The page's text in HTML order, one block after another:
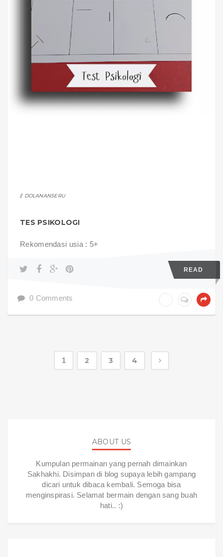
DOLANANSERU
TES PSIKOLOGI
Rekomendasi usia : 5+
READ
0 Comments
1 2 3 4
ABOUT US
Kumpulan permainan yang pernah dimainkan
Sakhakhi. Disimpan di blog supaya lebih gampang
dicari untuk dibaca kembali. Semoga bisa
menginspirasi. Selamat bermain dengan sang buah
hati.. :)